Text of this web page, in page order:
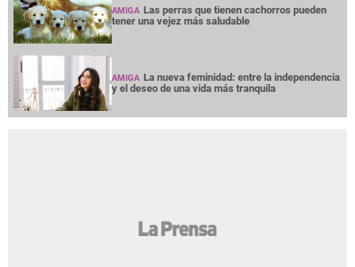
AMIGA Las perras que tienen cachorros pueden
tener una vejez más saludable
AMIGA La nueva feminidad: entre la independencia
y el deseo de una vida más tranquila